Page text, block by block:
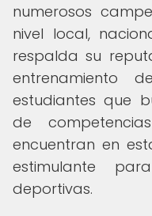
numerosos
nivel local,
respalda su
entrenamiento
estudiantes que
de
encuentran en
estimulante
deportivas.